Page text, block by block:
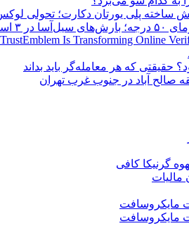
پیش ساخته پلی یورتان دکارت؛ تحولی
استان
Is Transforming Online
حقیقتی که هر معامله‌گر باید بداند
صالح آباد در جنوب غرب تهران
گرنیکا کافی
مالیات
مایکروسافت
مایکروسافت